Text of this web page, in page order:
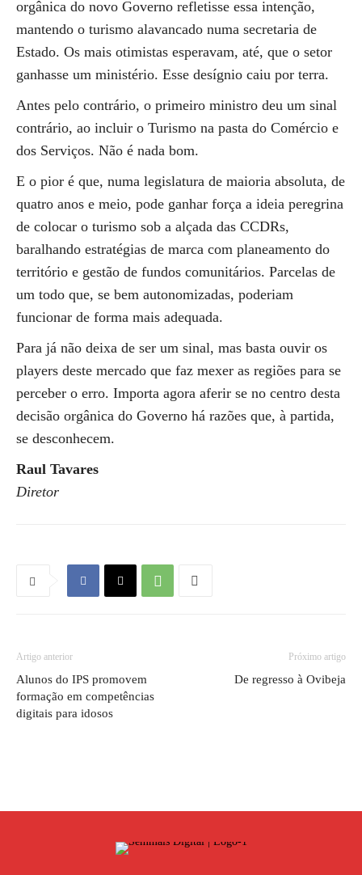
orgânica do novo Governo refletisse essa intenção,
mantendo o turismo alavancado numa secretaria de
Estado. Os mais otimistas esperavam, até, que o setor
ganhasse um ministério. Esse desígnio caiu por terra.
Antes pelo contrário, o primeiro ministro deu um sinal
contrário, ao incluir o Turismo na pasta do Comércio e
dos Serviços. Não é nada bom.
E o pior é que, numa legislatura de maioria absoluta, de
quatro anos e meio, pode ganhar força a ideia peregrina
de colocar o turismo sob a alçada das CCDRs,
baralhando estratégias de marca com planeamento do
território e gestão de fundos comunitários. Parcelas de
um todo que, se bem autonomizadas, poderiam
funcionar de forma mais adequada.
Para já não deixa de ser um sinal, mas basta ouvir os
players deste mercado que faz mexer as regiões para se
perceber o erro. Importa agora aferir se no centro desta
decisão orgânica do Governo há razões que, à partida,
se desconhecem.
Raul Tavares
Diretor
Artigo anterior
Alunos do IPS promovem
formação em competências
digitais para idosos
Próximo artigo
De regresso à Ovibeja